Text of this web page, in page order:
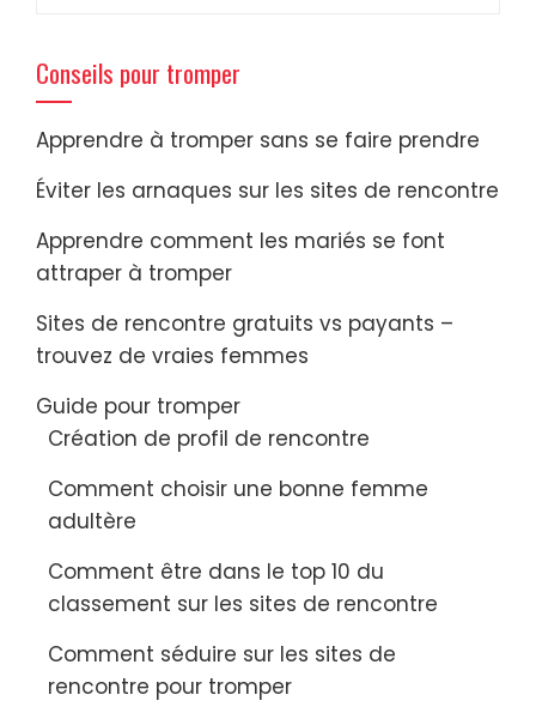
Conseils pour tromper
Apprendre à tromper sans se faire prendre
Éviter les arnaques sur les sites de rencontre
Apprendre comment les mariés se font
attraper à tromper
Sites de rencontre gratuits vs payants –
trouvez de vraies femmes
Guide pour tromper
Création de profil de rencontre
Comment choisir une bonne femme
adultère
Comment être dans le top 10 du
classement sur les sites de rencontre
Comment séduire sur les sites de
rencontre pour tromper